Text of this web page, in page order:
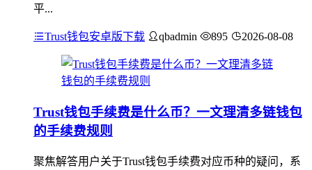
平...
Trust钱包安卓版下载 qbadmin 895 2026-08-08
Trust钱包手续费是什么币？一文理清多链钱包
的手续费规则
聚焦解答用户关于Trust钱包手续费对应币种的疑问，系